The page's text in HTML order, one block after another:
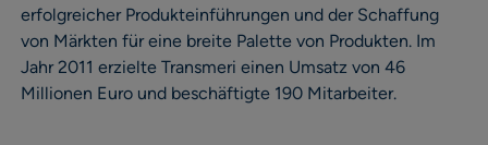
erfolgreicher Produkteinführungen und der Schaffung
von Märkten für eine breite Palette von Produkten. Im
Jahr 2011 erzielte Transmeri einen Umsatz von 46
Millionen Euro und beschäftigte 190 Mitarbeiter.